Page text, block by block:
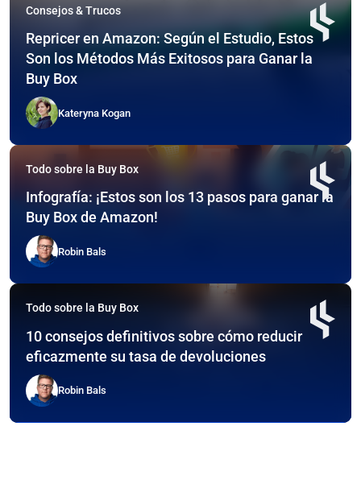
Consejos & Trucos
Repricer en Amazon: Según el Estudio, Estos
Son los Métodos Más Exitosos para Ganar la
Buy Box
Kateryna Kogan
Todo sobre la Buy Box
Infografía: ¡Estos son los 13 pasos para ganar la
Buy Box de Amazon!
Robin Bals
Todo sobre la Buy Box
10 consejos definitivos sobre cómo reducir
eficazmente su tasa de devoluciones
Robin Bals